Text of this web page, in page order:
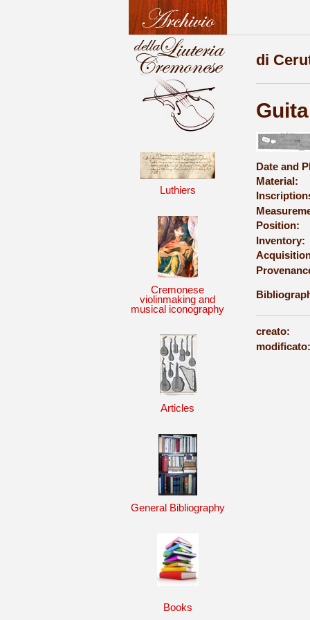
Luthiers
Cremonese
violinmaking and
musical iconography
Articles
General Bibliography
Books
di
Date and
Material:
Position:
Inventory:
creato:
modificato: